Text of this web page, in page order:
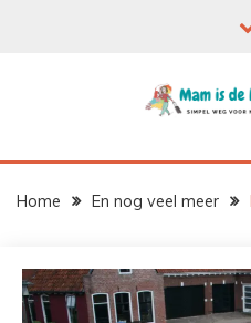
Home En nog veel meer